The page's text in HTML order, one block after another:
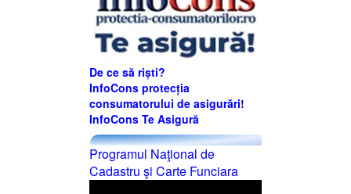
De ce să riști?
InfoCons protecția
consumatorului de asigurări!
InfoCons Te Asigură
Programul Naţional de
Cadastru şi Carte Funciara